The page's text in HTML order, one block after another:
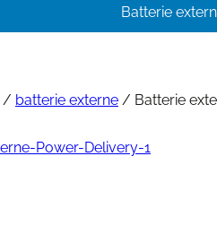
Batterie
/ batterie externe / Batterie